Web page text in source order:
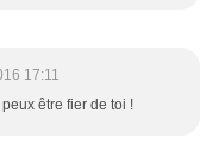
17:11
être fier de toi !